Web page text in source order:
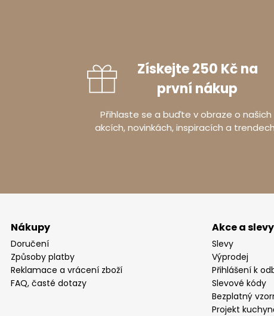
Získejte 250 Kč na
první nákup
Přihlaste se a buďte v obraze o našich
akcích, novinkách, inspiracích a
Nákupy
Doručení
Způsoby platby
Reklamace a vrácení zboží
FAQ, časté dotazy
Akce a slevy
Slevy
Výprodej
Přihlášení k
Slevové kódy
Bezplatný
Projekt